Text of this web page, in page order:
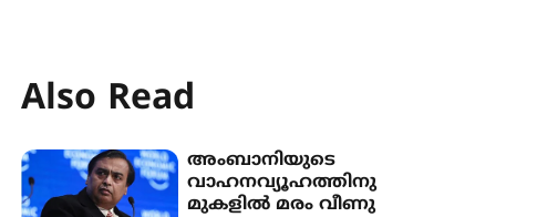
Also Read
അംബാനിയുടെ
വാഹനവ്യൂഹത്തിനു
മുകളിൽ മരം വീണു